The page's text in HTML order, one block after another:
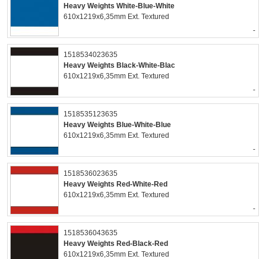
Heavy Weights White-Blue-White
610x1219x6,35mm Ext. Textured
-
1518534023635
Heavy Weights Black-White-Blac
610x1219x6,35mm Ext. Textured
-
1518535123635
Heavy Weights Blue-White-Blue
610x1219x6,35mm Ext. Textured
-
1518536023635
Heavy Weights Red-White-Red
610x1219x6,35mm Ext. Textured
-
1518536043635
Heavy Weights Red-Black-Red
610x1219x6,35mm Ext. Textured